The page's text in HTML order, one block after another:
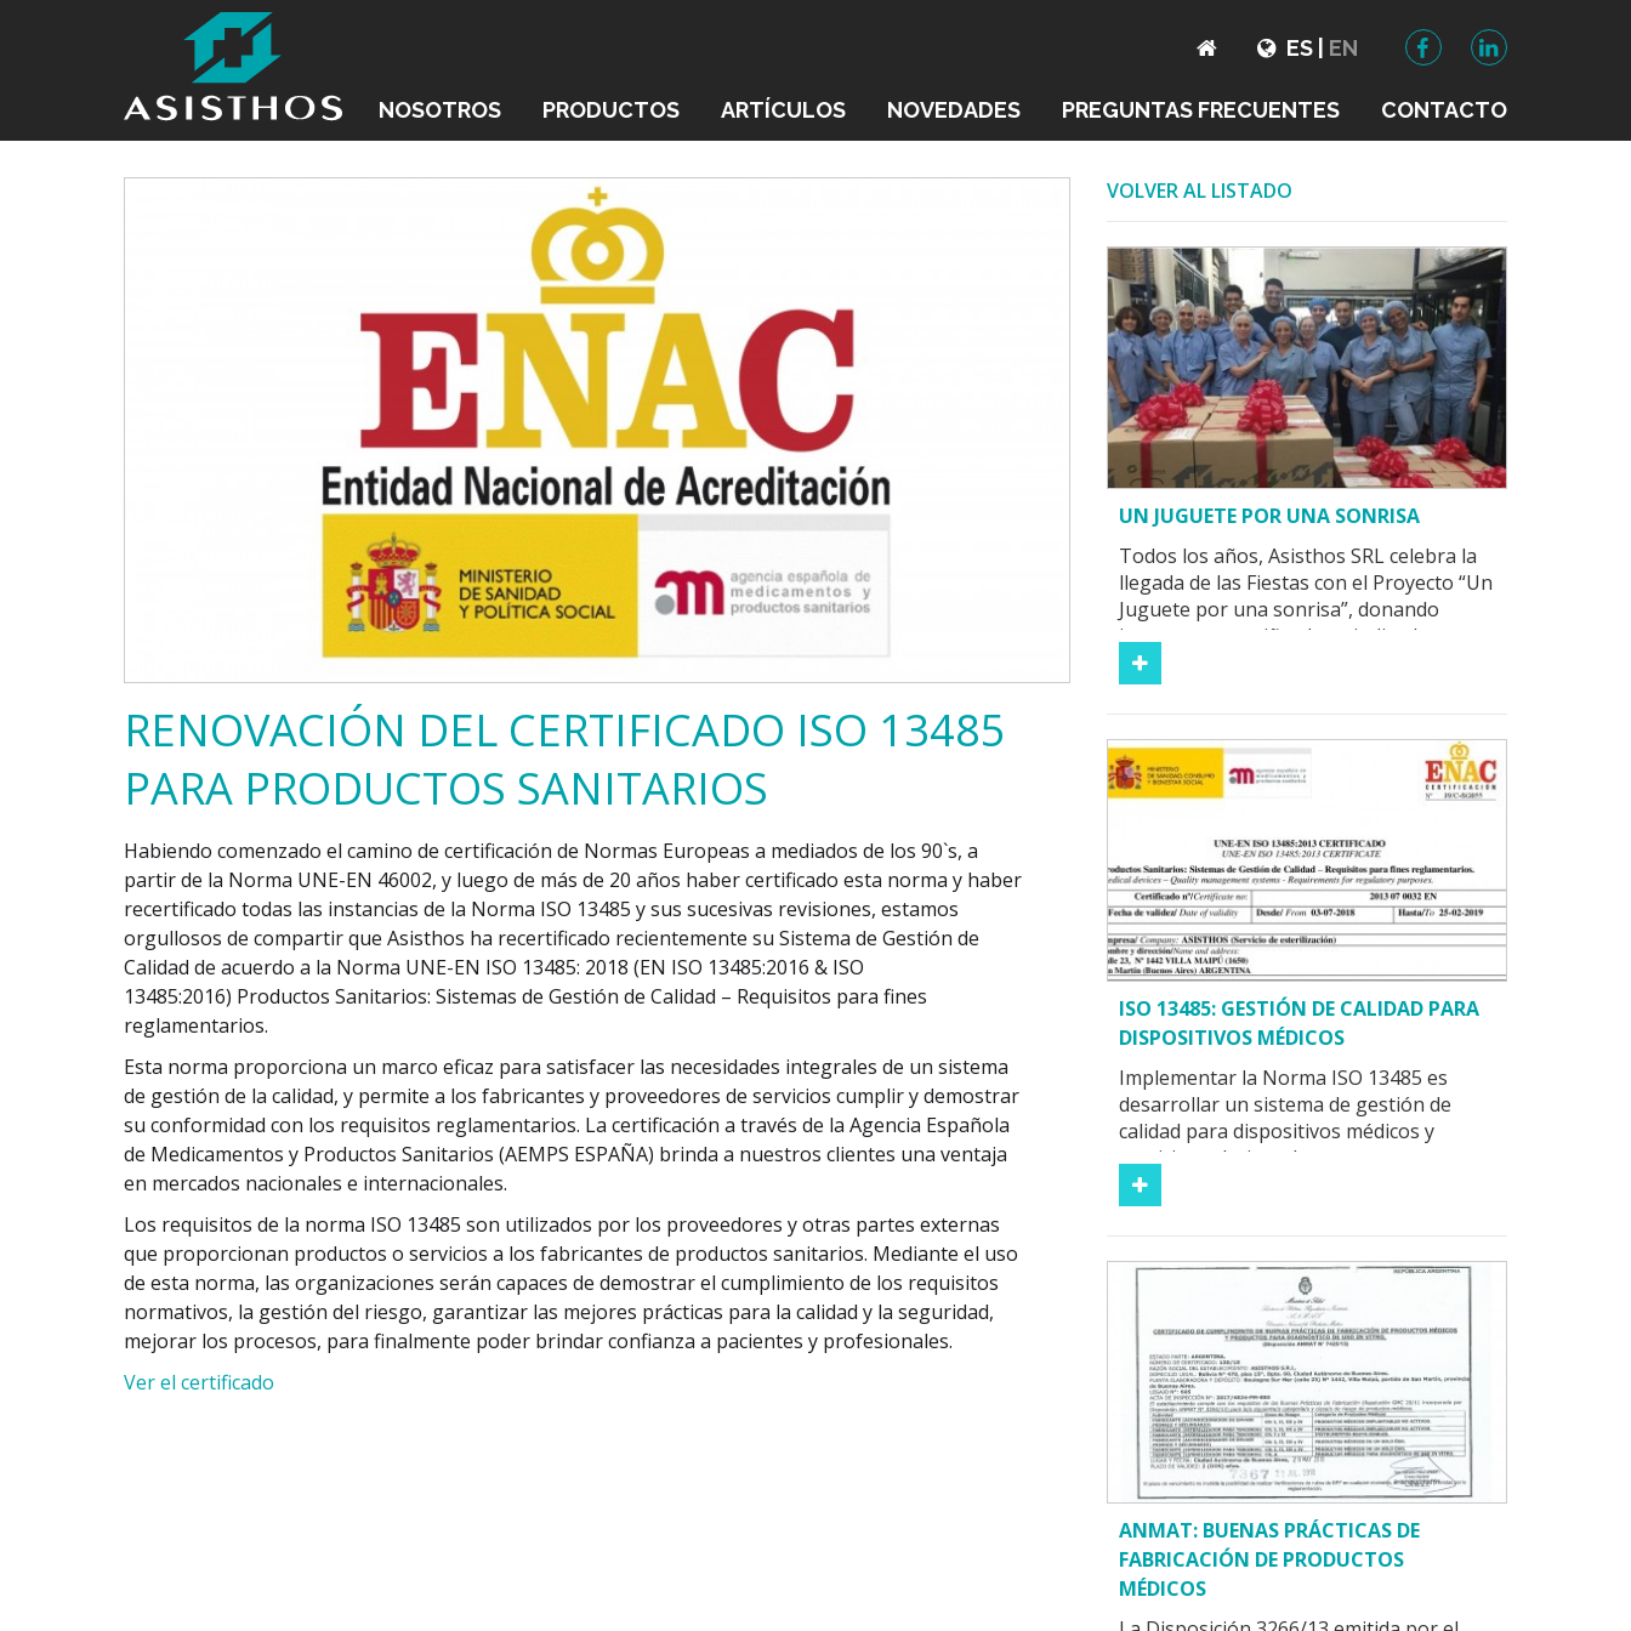
NOSOTROS PRODUCTOS ARTÍCULOS NOVEDADES PREGUNTAS FRECUENTES CONTACTO
ES EN
RENOVACIÓN DEL CERTIFICADO ISO 13485
PARA PRODUCTOS SANITARIOS
Habiendo comenzado el camino de certificación de Normas Europeas a mediados de los 90`s, a
partir de la Norma UNE-EN 46002, y luego de más de 20 años haber certificado esta norma y haber
recertificado todas las instancias de la Norma ISO 13485 y sus sucesivas revisiones, estamos
orgullosos de compartir que Asisthos ha recertificado recientemente su Sistema de Gestión de
Calidad de acuerdo a la Norma UNE-EN ISO 13485: 2018 (EN ISO 13485:2016 & ISO
13485:2016) Productos Sanitarios: Sistemas de Gestión de Calidad – Requisitos para fines
reglamentarios.
Esta norma proporciona un marco eficaz para satisfacer las necesidades integrales de un sistema
de gestión de la calidad, y permite a los fabricantes y proveedores de servicios cumplir y demostrar
su conformidad con los requisitos reglamentarios. La certificación a través de la Agencia Española
de Medicamentos y Productos Sanitarios (AEMPS ESPAÑA) brinda a nuestros clientes una ventaja
en mercados nacionales e internacionales.
Los requisitos de la norma ISO 13485 son utilizados por los proveedores y otras partes externas
que proporcionan productos o servicios a los fabricantes de productos sanitarios. Mediante el uso
de esta norma, las organizaciones serán capaces de demostrar el cumplimiento de los requisitos
normativos, la gestión del riesgo, garantizar las mejores prácticas para la calidad y la seguridad,
mejorar los procesos, para finalmente poder brindar confianza a pacientes y profesionales.
Ver el certificado
VOLVER AL LISTADO
UN JUGUETE POR UNA SONRISA
Todos los años, Asisthos SRL celebra la
llegada de las Fiestas con el Proyecto “Un
Juguete por una sonrisa”, donando
juguetes para niños hospitalizados.
ISO 13485: GESTIÓN DE CALIDAD PARA
DISPOSITIVOS MÉDICOS
Implementar la Norma ISO 13485 es
desarrollar un sistema de gestión de
calidad para dispositivos médicos y
servicios relacionados...
ANMAT: BUENAS PRÁCTICAS DE
FABRICACIÓN DE PRODUCTOS
MÉDICOS